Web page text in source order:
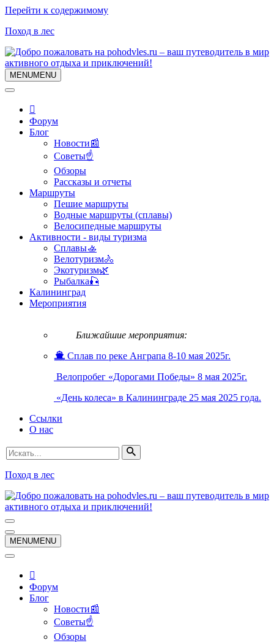
Перейти к содержимому
Поход в лес
MENUMENU
Форум
Блог
Новости📰
Советы☝
Обзоры
Рассказы и отчеты
Маршруты
Пешие маршруты
Водные маршруты (сплавы)
Велосипедные маршруты
Активности - виды туризма
Сплавы🚣
Велотуризм🚴
Экотуризм🌿
Рыбалка🎣
Калининград
Мероприятия
Ближайшие мероприятия:
Сплав по реке Анграпа 8-10 мая 2025г.
Велопробег «Дорогами Победы» 8 мая 2025г.
«День колеса» в Калининграде 25 мая 2025 года.
Ссылки
О нас
Искать...
Поход в лес
Меню
навигации
Меню
навигации
MENUMENU
Форум
Блог
Новости📰
Советы☝
Обзоры